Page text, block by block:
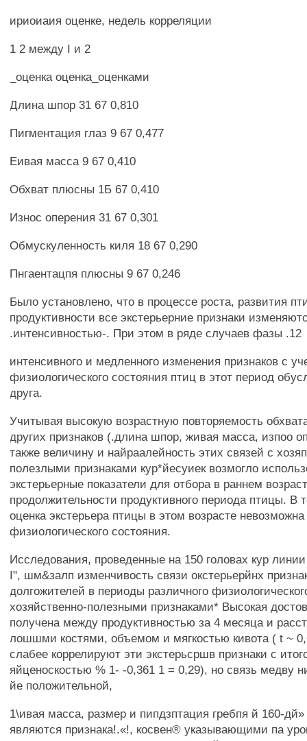
ириоиаия оценке, недель корреляции
1 2 между I и 2
_оценка оценка_оценками
Длина шпор 31 67 0,810
Пигментация глаз 9 67 0,477
Еивая масса 9 67 0,410
Обхват плюсны 1Б 67 0,410
Износ оперения 31 67 0,301
Обмускуленность киля 18 67 0,290
Пнгаентацпя плюсны 9 67 0,246
Было установлено, что в процессе роста, развития
продуктивности все экстерьерние признаки
.интенсивностью-. При этом в ряде случаев фазы .12
интенсивного и медленного изменения признаков с
физиологического состояния птиц в этот период
друга.
Учитывая высокую возрастную повторяемость
других признаков (.длина шпор, живая масса, изпоо
также величину и найраалейность этих связей с
полезлыми признаками кур*йесуиек возмогло
экстерьерные показатели для отбора в раннем
продолжительности продуктивного периода птицы. В
оценка экстерьера птицы в этом возрасте
физиологического состояния.
Исследования, проведенные на 150 головах кур
I", шм&залп изменчивость связи окстерьерйнх
долгожителей в периоды различного
хозяйственно-полезными признаками* Высокая
получена между продуктивностью за 4 месяца и
лошшми костями, объемом и мягкостью кивота ( t ~
слабее коррелируют эти экстерьсршв признаки с
яйценоскостью % 1- -0,361 1 = 0,29), но связь медву
йе положительной,
1\ивая масса, размер и пипдзптация гребпя й 160-
являются признака!.«!, косвен® указывающими па